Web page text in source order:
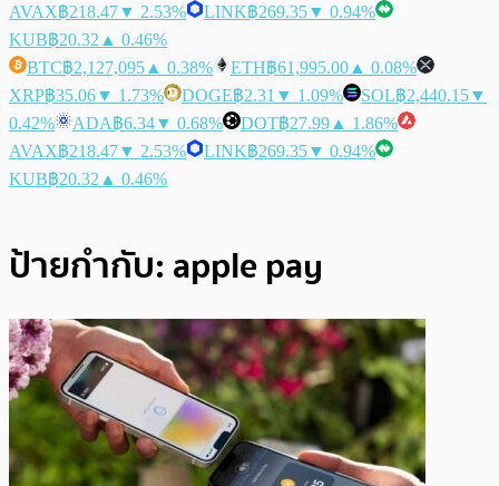
AVAX฿218.47▼ 2.53% LINK฿269.35▼ 0.94%
KUB฿20.32 ▲ 0.46%
BTC฿2,127,095 ▲ 0.38% ETH฿61,995.00 ▲ 0.08%
XRP฿35.06▼ 1.73% DOGE฿2.31 ▼ 1.09% SOL฿2,440.15▼
0.42%
ADA฿6.34▼ 0.68% DOT฿27.99 ▲ 1.86%
AVAX฿218.47▼ 2.53% LINK฿269.35▼ 0.94%
KUB฿20.32 ▲ 0.46%
ป้ายกำกับ: apple pay